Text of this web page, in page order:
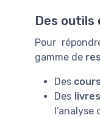
Des outils
Pour
gamme de
Des
Des